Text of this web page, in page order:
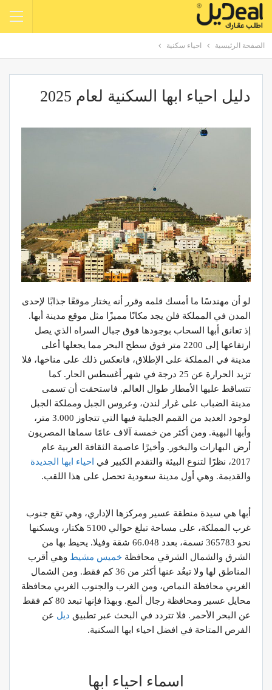
الصفحة الرئيسية احياء سكنية
دليل احياء ابها السكنية لعام 2025
لو أن مهندسًا ما أمسك قلمه وقرر أنه يختار موقعًا جذابًا لإحدى
المدن في المملكة فلن يجد مكانًا مميزًا مثل موقع مدينة أبها.
إذ تعانق أبها السحاب بوجودها فوق جبال السراه الذي يصل
ارتفاعها إلى 2200 متر فوق سطح البحر مما يجعلها أعلى
مدينة في المملكة على الإطلاق، فانعكس ذلك على مناخها، فلا
تزيد الحرارة عن 25 درجة في شهر أغسطس الحار. كما
تتساقط عليها الأمطار طوال العالم. فاستحقت أن تسمى
مدينة الضباب على غرار لندن، وعروس الجبل ومملكة الجبل
لوجود العديد من القمم الجبلية فيها التي تتجاوز 3.000 متر،
وأبها البهية. ومن أكثر من خمسة آلاف عامًا سماها المصريون
أرض البهارات والبخور. وأخيرًا عاصمة الثقافة العربية عام
2017، نظرًا لتنوع البيئة والتقدم الكبير في
احياء ابها الجديدة
والقديمة. وهي أول مدينة سعودية تحصل على هذا اللقب.
أبها هي سيدة منطقة عسير ومركزها الإداري، وهي تقع جنوب
غرب المملكة، على مساحة تبلغ حوالي 5100 هكتار، ويسكنها
نحو 365783 نسمة، بعدد 66.048 شقة وفيلا. يحيط بها من
الشرق والشمال الشرقي محافظة خميس مشيط وهي أقرب
المناطق لها ولا تبعُد عنها أكثر من 36 كم فقط. ومن الشمال
الغربي محافظة النماص، ومن الغرب والجنوب الغربي محافظة
محايل عسير ومحافظة رجال ألمع. وبهذا فإنها تبعد 80 كم فقط
عن البحر الأحمر. فلا تتردد في البحث عبر تطبيق ديل عن
الفرص المتاحة في افضل احياء ابها السكنية.
اسماء احياء ابها